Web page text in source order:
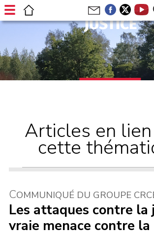
JUSTICE
Articles en
cette
COMMUNIQUÉ DU GROUPE
Les attaques contre la
vraie menace contre la